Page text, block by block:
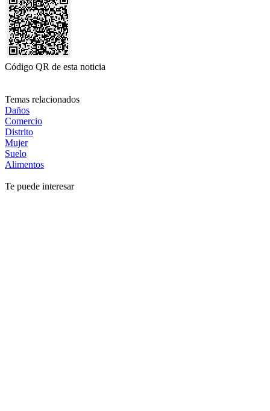
Código QR de esta noticia
Temas relacionados
Daños
Comercio
Distrito
Mujer
Suelo
Alimentos
Te puede interesar